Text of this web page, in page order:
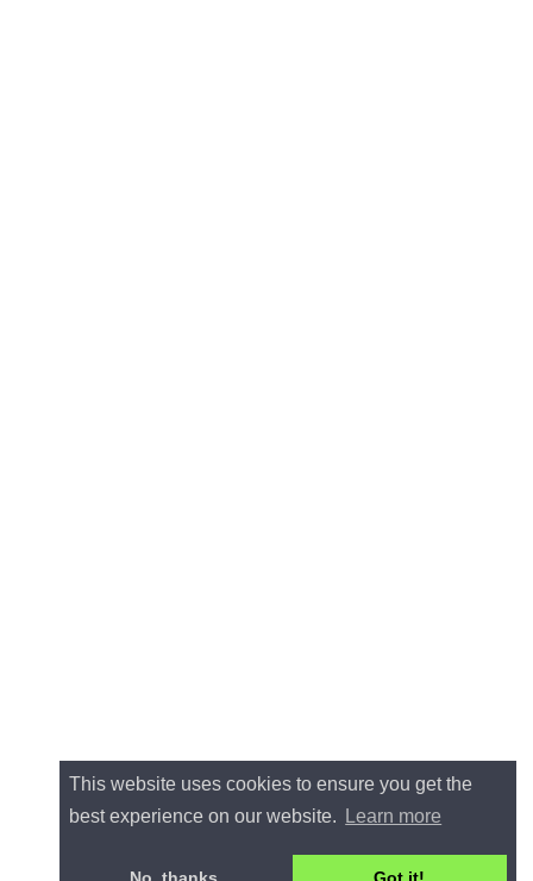
This website uses cookies to ensure you get the
best experience on our website.
Learn more